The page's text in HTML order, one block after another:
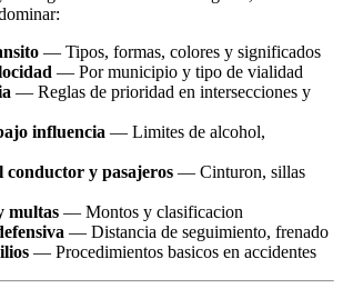
— Tipos, formas, colores y significados
— Por municipio y tipo de vialidad
— Reglas de prioridad en intersecciones y
influencia — Limites de alcohol,
conductor y pasajeros — Cinturon, sillas
multas — Montos y clasificacion
— Distancia de seguimiento, frenado
— Procedimientos basicos en accidentes